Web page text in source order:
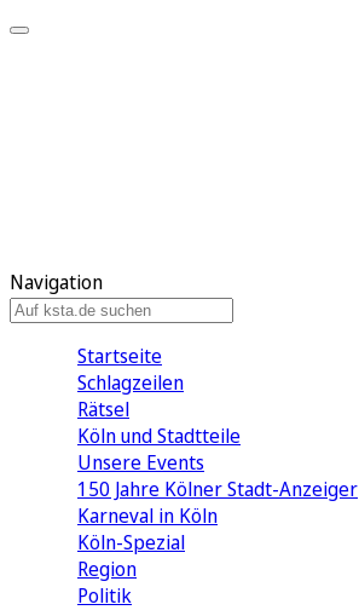
Navigation
Startseite
Schlagzeilen
Rätsel
Köln und Stadtteile
Unsere Events
150 Jahre Kölner Stadt-Anzeiger
Karneval in Köln
Köln-Spezial
Region
Politik